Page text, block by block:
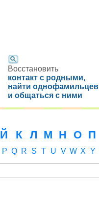
Восстановить
контакт с родными,
найти однофамильцев
и общаться с ними
Й К Л М Н О П
P Q R S T U V W X Y